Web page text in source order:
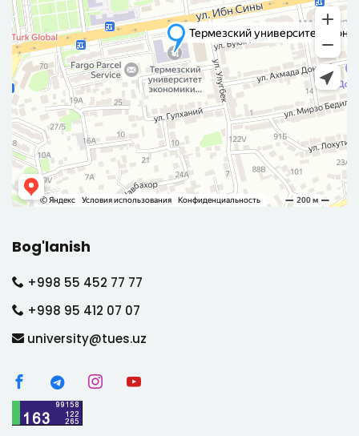
Bog'lanish
+998 55 452 77 77
+998 95 412 07 07
university@tues.uz